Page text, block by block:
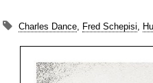
Charles Dance, Fred Schepisi,